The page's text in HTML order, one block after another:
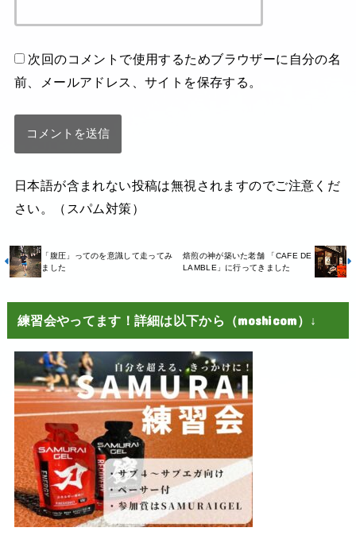
次回のコメントで使用するためブラウザーに自分の名
前、メールアドレス、サイトを保存する。
日本語が含まれない投稿は無視されますのでご注意くだ
さい。（スパム対策）
「腹圧」ってのを意識して走ってみ
ました
焙煎の神が築いた老舗 「CAFE DE
LAMBLE」に行ってきました
練習会やってます！詳細は以下から（moshicom）↓